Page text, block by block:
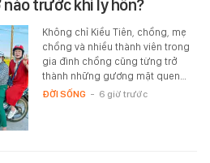
trước khi ly hôn?
Không chỉ Kiều Tiên, chồng, mẹ
chồng và nhiều thành viên trong
gia đình chồng cũng từng trở
thành những gương mặt quen…
ĐỜI SỐNG - 6 giờ trước